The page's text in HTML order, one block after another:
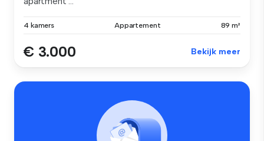
4 kamers Appartement 89 m²
€ 3.000 Bekijk meer